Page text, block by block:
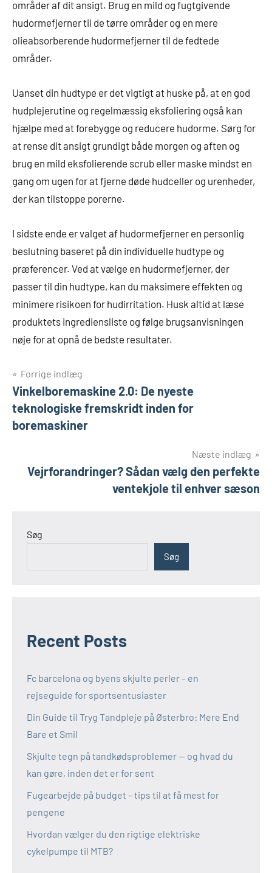
områder af dit ansigt. Brug en mild og fugtgivende
hudormefjerner til de tørre områder og en mere
olieabsorberende hudormefjerner til de fedtede
områder.
Uanset din hudtype er det vigtigt at huske på, at en god
hudplejerutine og regelmæssig eksfoliering også kan
hjælpe med at forebygge og reducere hudorme. Sørg for
at rense dit ansigt grundigt både morgen og aften og
brug en mild eksfolierende scrub eller maske mindst en
gang om ugen for at fjerne døde hudceller og urenheder,
der kan tilstoppe porerne.
I sidste ende er valget af hudormefjerner en personlig
beslutning baseret på din individuelle hudtype og
præferencer. Ved at vælge en hudormefjerner, der
passer til din hudtype, kan du maksimere effekten og
minimere risikoen for hudirritation. Husk altid at læse
produktets ingrediensliste og følge brugsanvisningen
nøje for at opnå de bedste resultater.
Indlægsnavigation
Forrige indlæg
Vinkelboremaskine 2.0: De nyeste
teknologiske fremskridt inden for
boremaskiner
Næste indlæg
Vejrforandringer? Sådan vælg den perfekte
ventekjole til enhver sæson
Søg
Søg
Recent Posts
Fc barcelona og byens skjulte perler – en
rejseguide for sportsentusiaster
Din Guide til Tryg Tandpleje på Østerbro: Mere End
Bare et Smil
Skjulte tegn på tandkødsproblemer — og hvad du
kan gøre, inden det er for sent
Fugearbejde på budget – tips til at få mest for
pengene
Hvordan vælger du den rigtige elektriske
cykelpumpe til MTB?